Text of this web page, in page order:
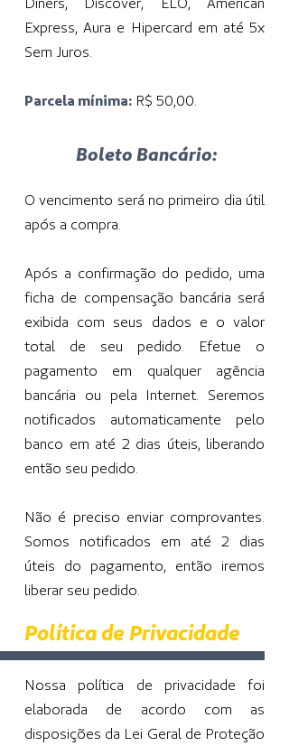
Express, Aura e Hipercard em até 5x
Sem Juros.
Parcela mínima: R$ 50,00.
Boleto Bancário:
O vencimento será no primeiro dia útil
após a compra.
Após a confirmação do pedido, uma
ficha de compensação bancária será
exibida com seus dados e o valor
total de seu pedido. Efetue o
pagamento em qualquer agência
bancária ou pela Internet. Seremos
notificados automaticamente pelo
banco em até 2 dias úteis, liberando
então seu pedido.
Não é preciso enviar comprovantes.
Somos notificados em até 2 dias
úteis do pagamento, então iremos
liberar seu pedido.
Política de Privacidade
Nossa política de privacidade foi
elaborada de acordo com as
disposições da Lei Geral de Proteção